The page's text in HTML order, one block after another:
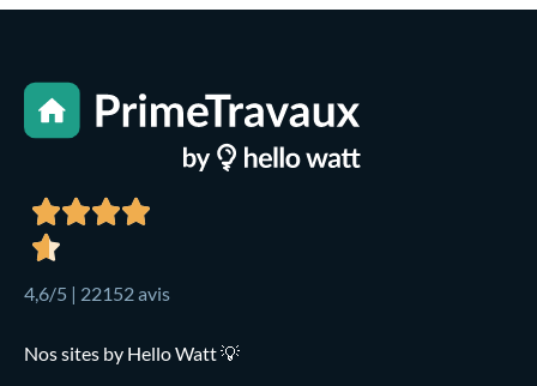
4,6/5 | 22152 avis
Nos sites by Hello Watt 💡